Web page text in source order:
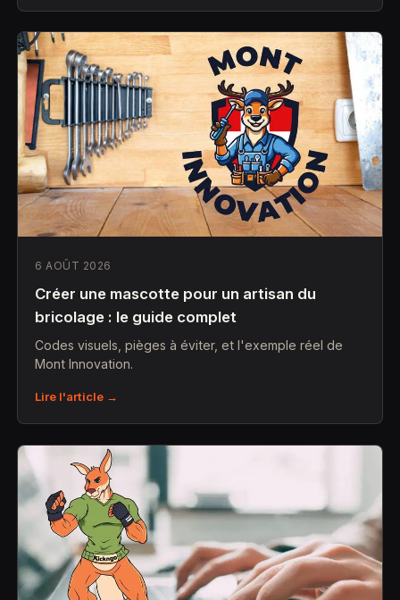
6 AOÛT 2026
Créer une mascotte pour un artisan du
bricolage : le guide complet
Codes visuels, pièges à éviter, et l'exemple réel de
Mont Innovation.
Lire l'article →